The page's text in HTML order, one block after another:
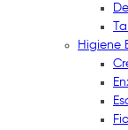
Higiene